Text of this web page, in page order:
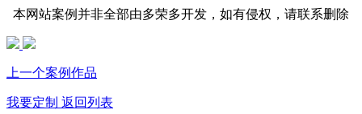
本网站案例并非全部由多荣多开发，如有侵权，请联系删除
上一个案例作品
我要定制 返回列表